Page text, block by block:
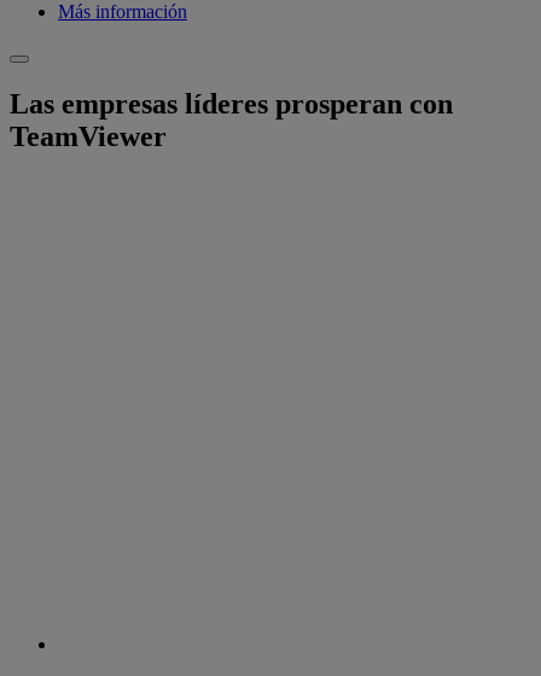
Más información
Las empresas líderes prosperan con
TeamViewer